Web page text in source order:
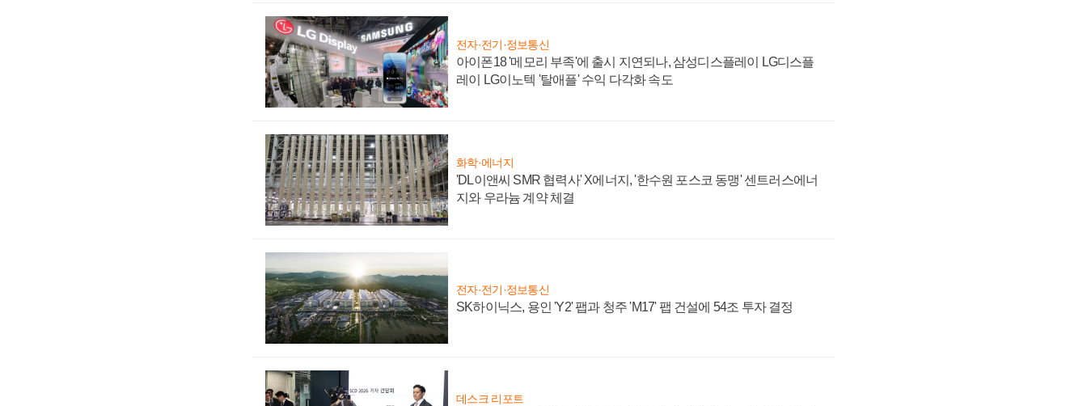
전자·전기·정보통신
아이폰18 '메모리 부족'에 출시 지연되나, 삼성디스플레이 LG디스플
레이 LG이노텍 '탈애플' 수익 다각화 속도
화학·에너지
'DL이앤씨 SMR 협력사' X에너지, '한수원 포스코 동맹' 센트러스에너
지와 우라늄 계약 체결
전자·전기·정보통신
SK하이닉스, 용인 'Y2' 팹과 청주 'M17' 팹 건설에 54조 투자 결정
데스크 리포트